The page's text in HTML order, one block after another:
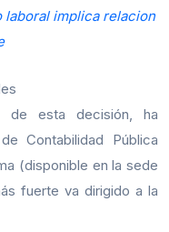
laboral implica relacion
de esta decisión, ha
Contabilidad Pública
(disponible en la sede
fuerte va dirigido a la